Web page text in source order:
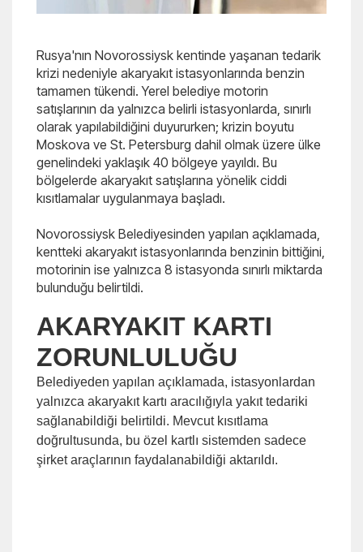
Rusya'nın Novorossiysk kentinde yaşanan tedarik
krizi nedeniyle akaryakıt istasyonlarında benzin
tamamen tükendi. Yerel belediye motorin
satışlarının da yalnızca belirli istasyonlarda, sınırlı
olarak yapılabildiğini duyururken; krizin boyutu
Moskova ve St. Petersburg dahil olmak üzere ülke
genelindeki yaklaşık 40 bölgeye yayıldı. Bu
bölgelerde akaryakıt satışlarına yönelik ciddi
kısıtlamalar uygulanmaya başladı.
Novorossiysk Belediyesinden yapılan açıklamada,
kentteki akaryakıt istasyonlarında benzinin bittiğini,
motorinin ise yalnızca 8 istasyonda sınırlı miktarda
bulunduğu belirtildi.
AKARYAKIT KARTI
ZORUNLULUĞU
Belediyeden yapılan açıklamada, istasyonlardan
yalnızca akaryakıt kartı aracılığıyla yakıt tedariki
sağlanabildiği belirtildi. Mevcut kısıtlama
doğrultusunda, bu özel kartlı sistemden sadece
şirket araçlarının faydalanabildiği aktarıldı.